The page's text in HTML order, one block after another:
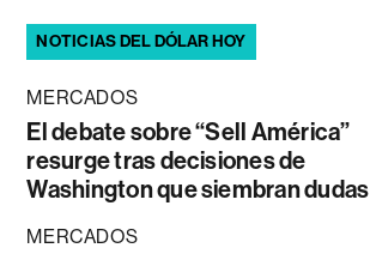
NOTICIAS DEL DÓLAR HOY
MERCADOS
El debate sobre “Sell América”
resurge tras decisiones de
Washington que siembran dudas
MERCADOS